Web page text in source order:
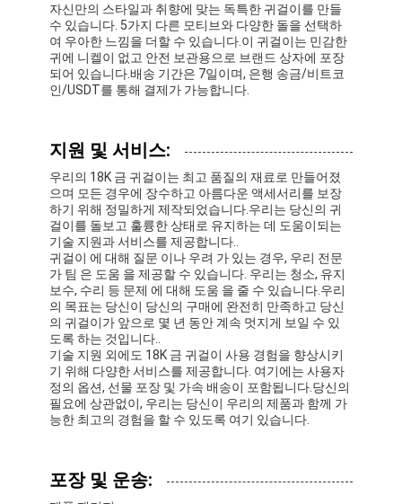
자신만의 스타일과 취향에 맞는 독특한 귀걸이를 만들
수 있습니다. 5가지 다른 모티브와 다양한 돌을 선택하
여 우아한 느낌을 더할 수 있습니다.이 귀걸이는 민감한
귀에 니켈이 없고 안전 보관용으로 브랜드 상자에 포장
되어 있습니다.배송 기간은 7일이며, 은행 송금/비트코
인/USDT를 통해 결제가 가능합니다.
지원 및 서비스:
우리의 18K 금 귀걸이는 최고 품질의 재료로 만들어졌
으며 모든 경우에 장수하고 아름다운 액세서리를 보장
하기 위해 정밀하게 제작되었습니다.우리는 당신의 귀
걸이를 돌보고 훌륭한 상태로 유지하는 데 도움이되는
기술 지원과 서비스를 제공합니다..
귀걸이 에 대해 질문 이나 우려 가 있는 경우, 우리 전문
가 팀 은 도움 을 제공할 수 있습니다. 우리는 청소, 유지
보수, 수리 등 문제 에 대해 도움 을 줄 수 있습니다.우리
의 목표는 당신이 당신의 구매에 완전히 만족하고 당신
의 귀걸이가 앞으로 몇 년 동안 계속 멋지게 보일 수 있
도록 하는 것입니다..
기술 지원 외에도 18K 금 귀걸이 사용 경험을 향상시키
기 위해 다양한 서비스를 제공합니다. 여기에는 사용자
정의 옵션, 선물 포장 및 가속 배송이 포함됩니다.당신의
필요에 상관없이, 우리는 당신이 우리의 제품과 함께 가
능한 최고의 경험을 할 수 있도록 여기 있습니다.
포장 및 운송: